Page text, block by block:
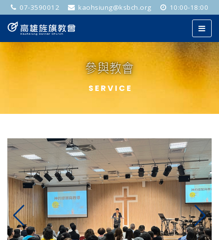
07-3590012 kaohsiung@ksbch.org 10:00-18:00
參與教會
SERVICE